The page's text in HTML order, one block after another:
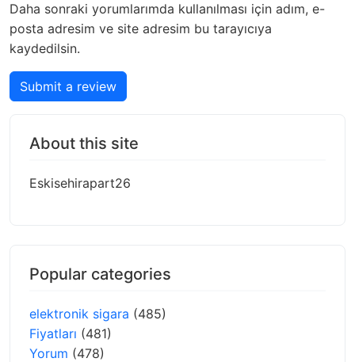
Daha sonraki yorumlarımda kullanılması için adım, e-
posta adresim ve site adresim bu tarayıcıya
kaydedilsin.
Submit a review
About this site
Eskisehirapart26
Popular categories
elektronik sigara (485)
Fiyatları (481)
Yorum (478)